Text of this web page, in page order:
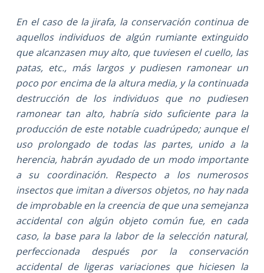
En el caso de la jirafa, la conservación continua de
aquellos individuos de algún rumiante extinguido
que alcanzasen muy alto, que tuviesen el cuello, las
patas, etc., más largos y pudiesen ramonear un
poco por encima de la altura media, y la continuada
destrucción de los individuos que no pudiesen
ramonear tan alto, habría sido suficiente para la
producción de este notable cuadrúpedo; aunque el
uso prolongado de todas las partes, unido a la
herencia, habrán ayudado de un modo importante
a su coordinación. Respecto a los numerosos
insectos que imitan a diversos objetos, no hay nada
de improbable en la creencia de que una semejanza
accidental con algún objeto común fue, en cada
caso, la base para la labor de la selección natural,
perfeccionada después por la conservación
accidental de ligeras variaciones que hiciesen la